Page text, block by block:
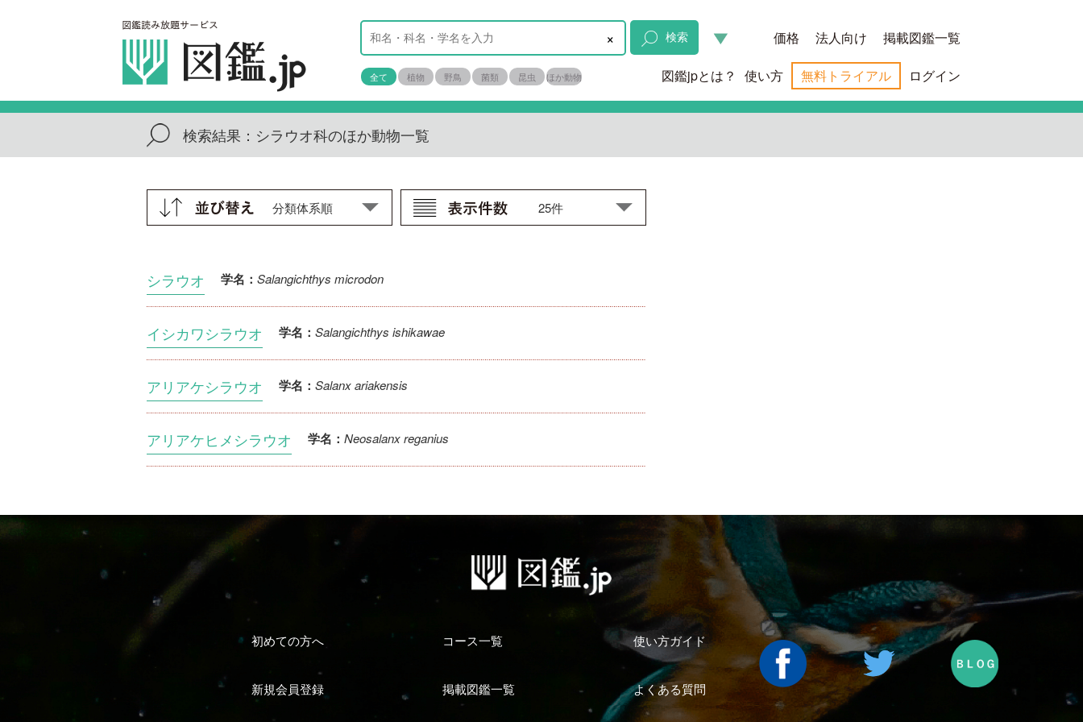
× 検索
全て 植物 野鳥 菌類 昆虫 ほか動物
価格 法人向け 掲載図鑑一覧
図鑑jpとは？ 使い方 無料トライアル ログイン
検索結果： シラウオ科のほか動物一覧
シラウオ 学名： Salangichthys microdon
イシカワシラウオ 学名： Salangichthys ishikawae
アリアケシラウオ 学名： Salanx ariakensis
アリアケヒメシラウオ 学名： Neosalanx reganius
初めての方へ コース一覧 使い方ガイド
新規会員登録 掲載図鑑一覧 よくある質問